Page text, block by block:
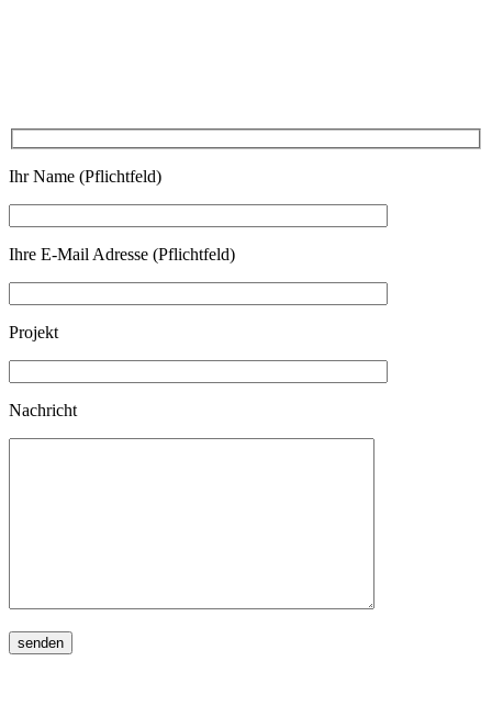
Ihr Name (Pflichtfeld)
Ihre E-Mail Adresse (Pflichtfeld)
Projekt
Nachricht